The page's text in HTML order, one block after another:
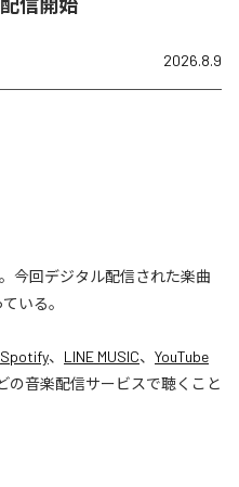
2026.8.9
。今回デジタル配信された楽曲
いる。
Spotify、 LINE MUSIC、 YouTube
の音楽配信サービスで聴くこと